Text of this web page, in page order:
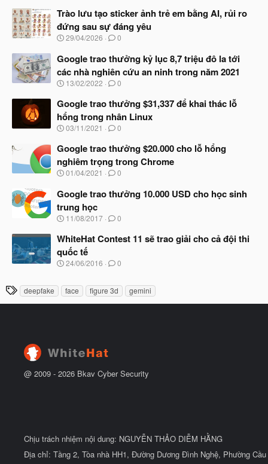
:
Trào lưu tạo sticker ảnh trẻ em bằng AI, rủi ro
đứng sau sự đáng yêu
N
à
y
b
ắ
đ
ầ
u
29/04/2026 0
Google trao thưởng kỷ lục 8,7 triệu đô la tới
các nhà nghiên cứu an ninh trong năm 2021
N
à
y
b
ắ
đ
ầ
u
13/02/2022 0
Google trao thưởng $31,337 để khai thác lỗ
hổng trong nhân Linux
N
à
b
ắ
đ
ầ
u
03/11/2021 0
Google trao thưởng $20.000 cho lỗ hổng
nghiêm trọng trong Chrome
N
à
y
b
ắ
đ
ầ
u
01/04/2021 0
Google trao thưởng 10.000 USD cho học sinh
trung học
N
à
b
ắ
đ
ầ
u
11/08/2017 0
WhiteHat Contest 11 sẽ trao giải cho cả đội thi
quốc tế
N
y
u
24/06/2016 0
T
h
deepfake face figure 3d gemini
@ 2009 - 2026 Bkav Cyber Security
Chịu trách nhiệm nội dung: NGUYỄN THẢO DIỄM HẰNG
Địa chỉ: Tầng 2, Tòa nhà HH1, Đường Dương Đình Nghệ, Phường